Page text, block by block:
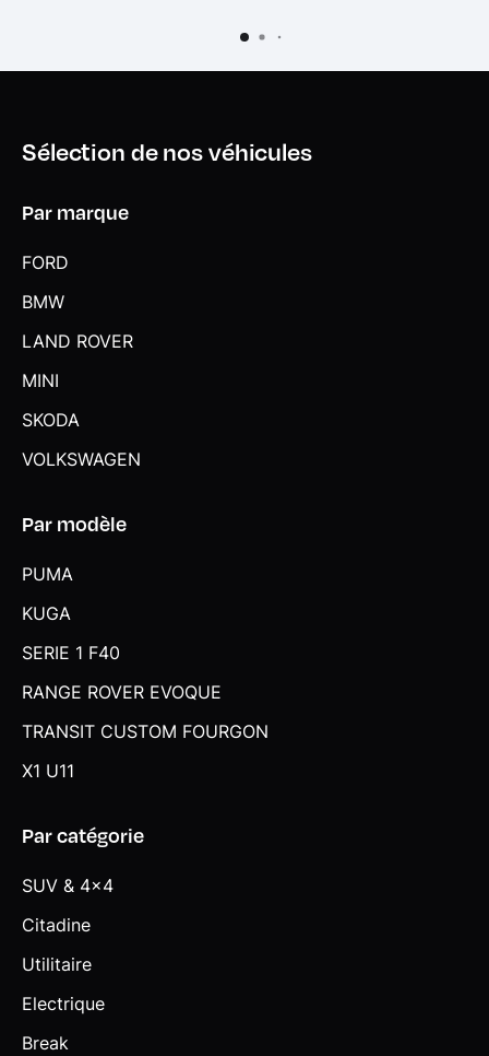
Triangle de présignalisation
Tuner DAB
Sélection de nos véhicules
Par marque
FORD
BMW
LAND ROVER
MINI
SKODA
VOLKSWAGEN
Par modèle
PUMA
KUGA
SERIE 1 F40
RANGE ROVER EVOQUE
TRANSIT CUSTOM FOURGON
X1 U11
Par catégorie
SUV & 4x4
Citadine
Utilitaire
Electrique
Break